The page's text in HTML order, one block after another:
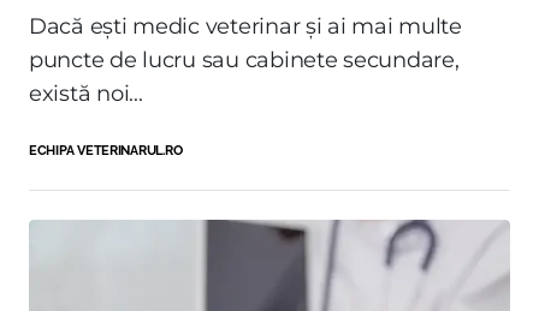
Dacă ești medic veterinar și ai mai multe
puncte de lucru sau cabinete secundare,
există noi...
ECHIPA VETERINARUL.RO